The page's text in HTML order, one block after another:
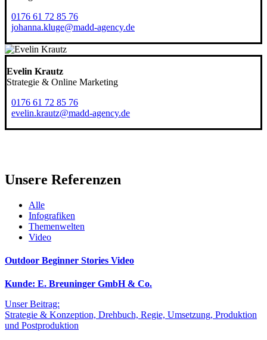
0176 61 72 85 76
johanna.kluge@madd-agency.de
Evelin Krautz
Strategie & Online Marketing
0176 61 72 85 76
evelin.krautz@madd-agency.de
Unsere Referenzen
Alle
Infografiken
Themenwelten
Video
Outdoor Beginner Stories Video
Kunde: E. Breuninger GmbH & Co.
Unser Beitrag:
Strategie & Konzeption, Drehbuch, Regie, Umsetzung, Produktion
und Postproduktion